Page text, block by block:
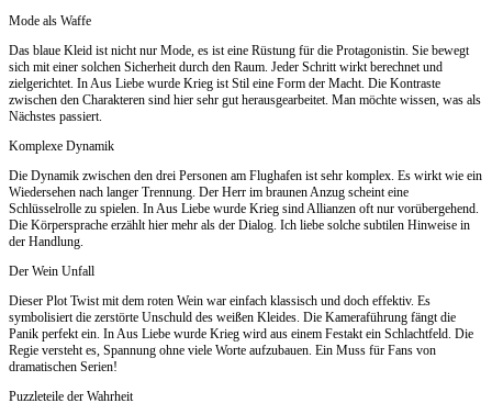
Mode als Waffe
Das blaue Kleid ist nicht nur Mode, es ist eine Rüstung für die Protagonistin. Sie bewegt
sich mit einer solchen Sicherheit durch den Raum. Jeder Schritt wirkt berechnet und
zielgerichtet. In Aus Liebe wurde Krieg ist Stil eine Form der Macht. Die Kontraste
zwischen den Charakteren sind hier sehr gut herausgearbeitet. Man möchte wissen, was als
Nächstes passiert.
Komplexe Dynamik
Die Dynamik zwischen den drei Personen am Flughafen ist sehr komplex. Es wirkt wie ein
Wiedersehen nach langer Trennung. Der Herr im braunen Anzug scheint eine
Schlüsselrolle zu spielen. In Aus Liebe wurde Krieg sind Allianzen oft nur vorübergehend.
Die Körpersprache erzählt hier mehr als der Dialog. Ich liebe solche subtilen Hinweise in
der Handlung.
Der Wein Unfall
Dieser Plot Twist mit dem roten Wein war einfach klassisch und doch effektiv. Es
symbolisiert die zerstörte Unschuld des weißen Kleides. Die Kameraführung fängt die
Panik perfekt ein. In Aus Liebe wurde Krieg wird aus einem Festakt ein Schlachtfeld. Die
Regie versteht es, Spannung ohne viele Worte aufzubauen. Ein Muss für Fans von
dramatischen Serien!
Puzzleteile der Wahrheit